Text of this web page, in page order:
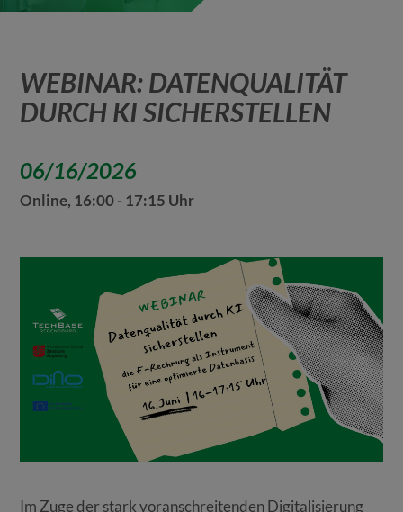
WEBINAR: DATENQUALITÄT
DURCH KI SICHERSTELLEN
06/16/2026
Online, 16:00 - 17:15 Uhr
Im Zuge der stark voranschreitenden Digitalisierung